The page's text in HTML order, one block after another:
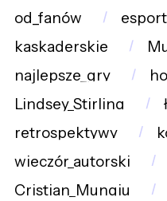
od_fanów
esport
kaskaderskie
najlepsze_gry
Lindsey_Stirling
retrospektywy
wieczór_autorski
Cristian_Mungiu